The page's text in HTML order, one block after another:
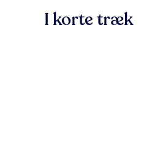
I korte træk